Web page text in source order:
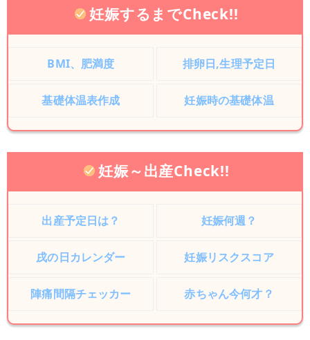
妊娠するまでCheck!!
BMI、肥満度 排卵日,生理予定日
基礎体温表作成 妊娠時の基礎体温
妊娠～出産Check!!
出産予定日は？ 妊娠何週？
戌の日カレンダー 妊娠リスクスコア
陣痛間隔チェッカー 赤ちゃん今何才？